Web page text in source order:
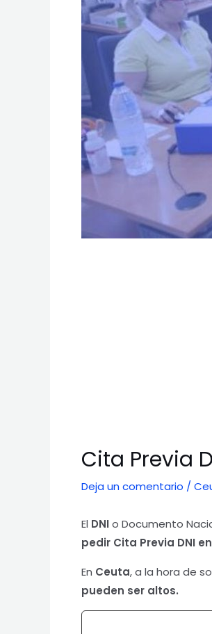
Cita Previa
Deja un comentario /
El DNIo Documento
pedir Cita Previa DNI
En Ceuta, a la hora de
pueden ser altos.